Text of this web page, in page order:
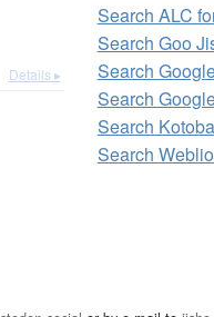
Details ▸
Search ALC
Search Goo
Search
Search
Search
Search